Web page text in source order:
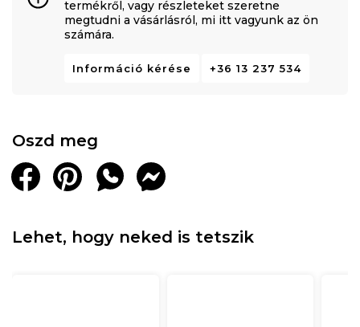
termékről, vagy részleteket szeretne
megtudni a vásárlásról, mi itt vagyunk az ön
számára.
Információ kérése +36 13 237 534
Oszd meg
Lehet, hogy neked is tetszik